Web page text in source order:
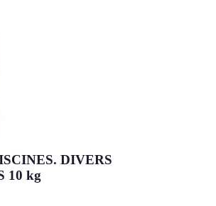
DIVERS
10 kg